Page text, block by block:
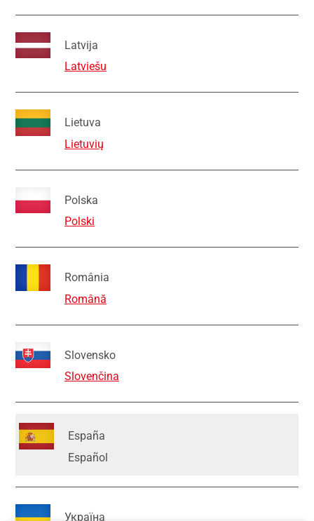
Latvija
Latviešu
Lietuva
Lietuvių
Polska
Polski
România
Română
Slovensko
Slovenčina
España
Español
Україна